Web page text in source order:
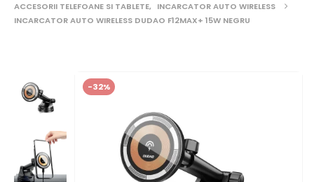
ACCESORII TELEFOANE SI TABLETE, INCARCATOR AUTO WIRELESS
INCARCATOR AUTO WIRELESS DUDAO F12MAX+ 15W NEGRU
-32%